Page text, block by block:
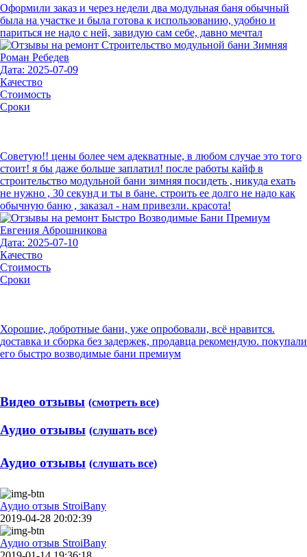
Оформили заказ и через недели два модульная баня обычный
была на участке и была готова к использованию, удобно и
париться не надо с ней, завидую сам себе, давно мечтал
Роман Ребедев
Дата: 2025-07-09
Качество
Стоимость
Сроки
Советую!! цены более чем адекватные, в любом случае это того
стоит! я бы даже больше заплатил! после работы кайф в
строительство модульной бани зимняя посидеть , никуда ехать
не нужно , 30 секунд и ты в бане. строить ее долго не надо как
обычную баню , заказал - нам привезли. красота!
Евгения Аброшникова
Дата: 2025-07-10
Качество
Стоимость
Сроки
Хорошие, добротные бани, уже опробовали, всё нравится.
доставка и сборка без задержек, продавца рекомендую. покупали
его быстро возводимые бани премиум
Видео отзывы (смотреть все)
Аудио отзывы (слушать все)
Аудио отзывы (слушать все)
Аудио отзыв StroiBany
2019-04-28 20:02:39
Аудио отзыв StroiBany